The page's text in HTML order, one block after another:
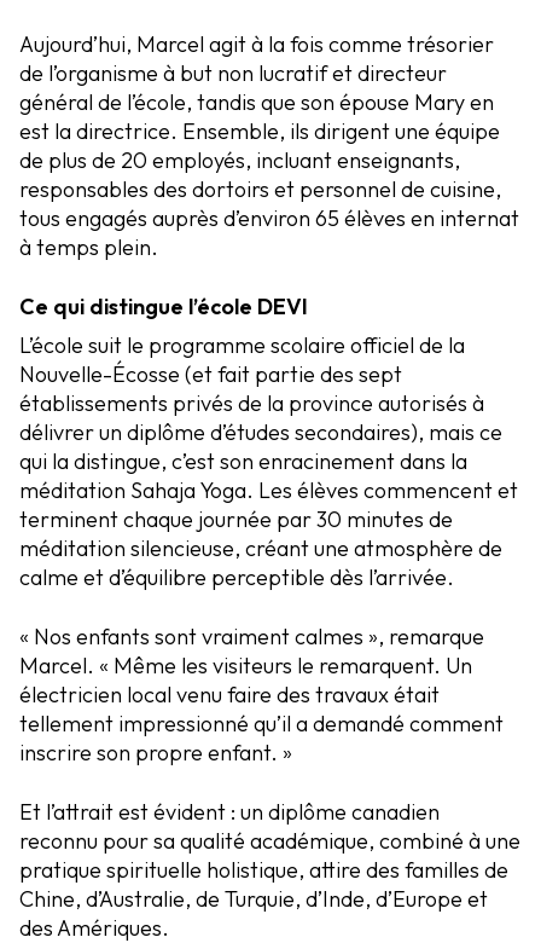
Aujourd’hui, Marcel agit à la fois comme trésorier
de l’organisme à but non lucratif et directeur
général de l’école, tandis que son épouse Mary en
est la directrice. Ensemble, ils dirigent une équipe
de plus de 20 employés, incluant enseignants,
responsables des dortoirs et personnel de cuisine,
tous engagés auprès d’environ 65 élèves en internat
à temps plein.
Ce qui distingue l’école DEVI
L’école suit le programme scolaire officiel de la
Nouvelle-Écosse (et fait partie des sept
établissements privés de la province autorisés à
délivrer un diplôme d’études secondaires), mais ce
qui la distingue, c’est son enracinement dans la
méditation Sahaja Yoga. Les élèves commencent et
terminent chaque journée par 30 minutes de
méditation silencieuse, créant une atmosphère de
calme et d’équilibre perceptible dès l’arrivée.
« Nos enfants sont vraiment calmes », remarque
Marcel. « Même les visiteurs le remarquent. Un
électricien local venu faire des travaux était
tellement impressionné qu’il a demandé comment
inscrire son propre enfant. »
Et l’attrait est évident : un diplôme canadien
reconnu pour sa qualité académique, combiné à une
pratique spirituelle holistique, attire des familles de
Chine, d’Australie, de Turquie, d’Inde, d’Europe et
des Amériques.